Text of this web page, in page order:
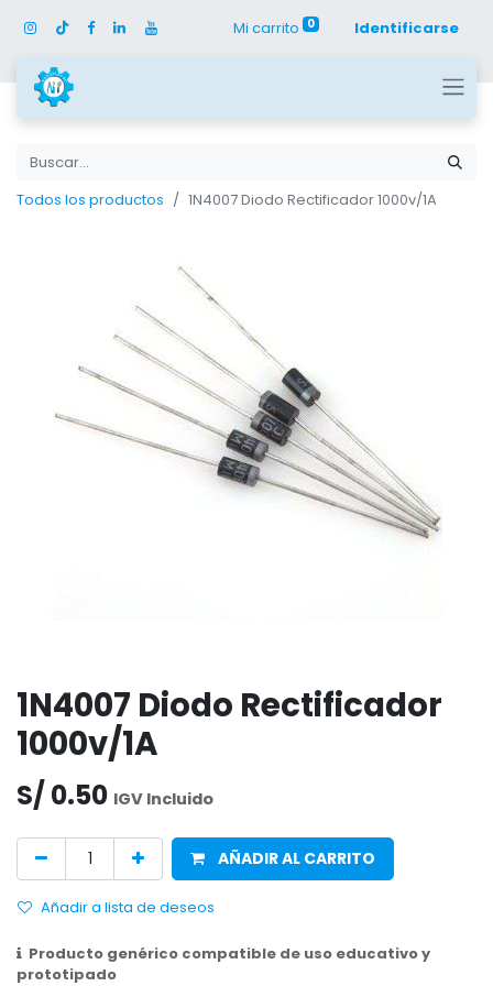
Mi carrito 0 Identificarse
Todos los productos 1N4007 Diodo Rectificador 1000v/1A
1N4007 Diodo Rectificador
1000v/1A
S/ 0.50 IGV Incluido
AÑADIR AL CARRITO
Añadir a lista de deseos
Producto genérico compatible de uso educativo y
prototipado